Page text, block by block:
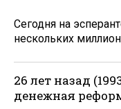
Сегодня на
нескольких
26 лет назад
денежная